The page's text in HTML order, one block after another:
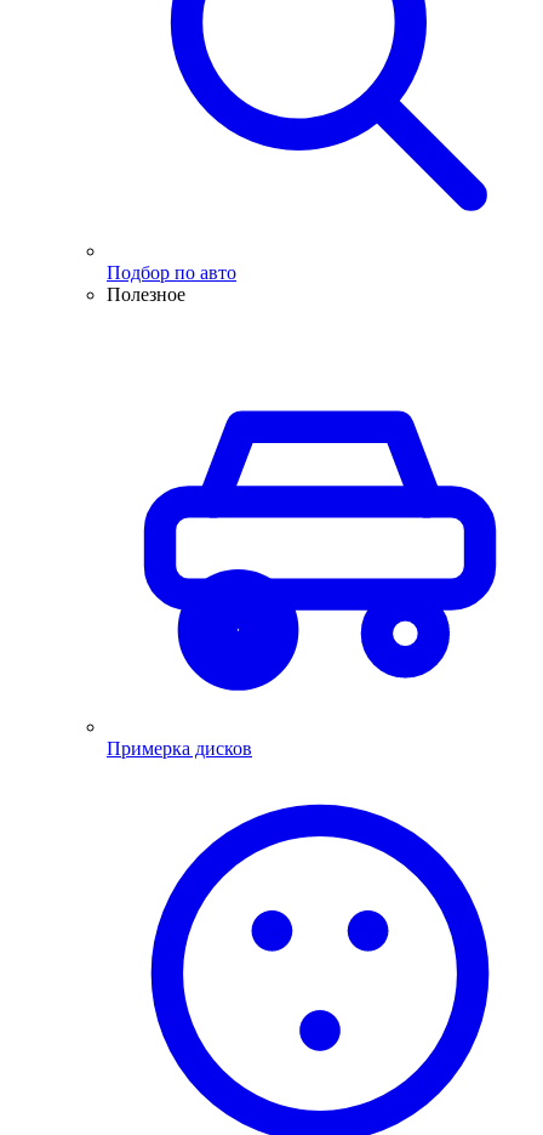
Подбор по авто
Полезное
Примерка дисков